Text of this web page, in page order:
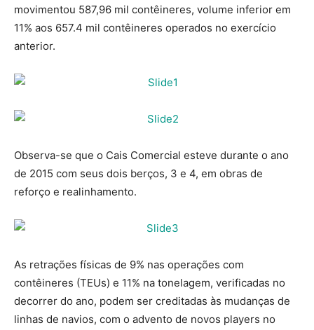
movimentou 587,96 mil contêineres, volume inferior em
11% aos 657.4 mil contêineres operados no exercício
anterior.
Observa-se que o Cais Comercial esteve durante o ano
de 2015 com seus dois berços, 3 e 4, em obras de
reforço e realinhamento.
As retrações físicas de 9% nas operações com
contêineres (TEUs) e 11% na tonelagem, verificadas no
decorrer do ano, podem ser creditadas às mudanças de
linhas de navios, com o advento de novos players no